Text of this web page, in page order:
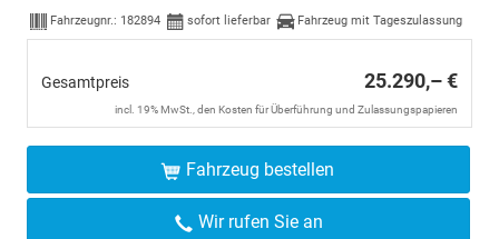
Fahrzeugnr.: 182894 sofort lieferbar Fahrzeug mit Tageszulassung
Gesamtpreis 25.290,– €
incl. 19% MwSt., den Kosten für Überführung und Zulassungspapieren
Fahrzeug bestellen
Wir rufen Sie an